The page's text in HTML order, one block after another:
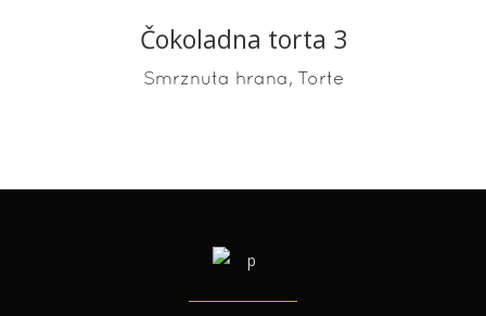
READ MORE
Čokoladna torta 3
Smrznuta hrana, Torte